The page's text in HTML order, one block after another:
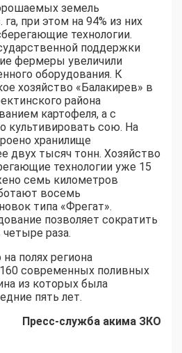
земель
при этом на 94% из них
технологии.
поддержки
фермеры увеличили
оборудования. К
хозяйство «Балакирев» в
района
картофеля, а с
культивировать сою. На
хранилище
двух тысяч тонн. Хозяйство
технологии уже 15
семь километров
восемь
типа «Фрегат».
позволяет сократить
раза.
полях региона
160 современных поливных
из которых была
пять лет.
Пресс-служба акима ЗКО